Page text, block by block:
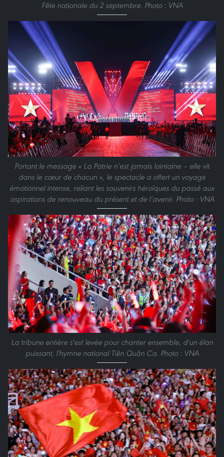
Fête nationale du 2 septembre. Photo : VNA
Portant le message « La Patrie n’est jamais lointaine – elle vit
dans le cœur de chacun », le spectacle a offert un voyage
émotionnel intense, reliant les souvenirs héroïques du passé aux
aspirations de renouveau du présent et de l’avenir. Photo : VNA
La tribune entière s'est levée pour chanter ensemble, d'un élan
puissant, l'hymne national Tiên Quân Ca. Photo : VNA